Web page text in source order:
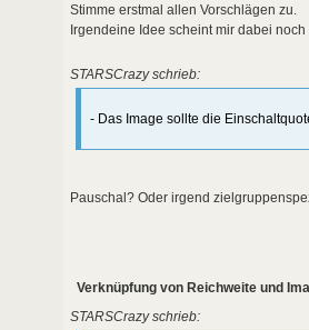
Stimme erstmal allen Vorschlägen zu.
Irgendeine Idee scheint mir dabei
STARSCrazy schrieb:
- Das Image sollte die
Pauschal? Oder irgend
Verknüpfung von Reichweite und
STARSCrazy schrieb: